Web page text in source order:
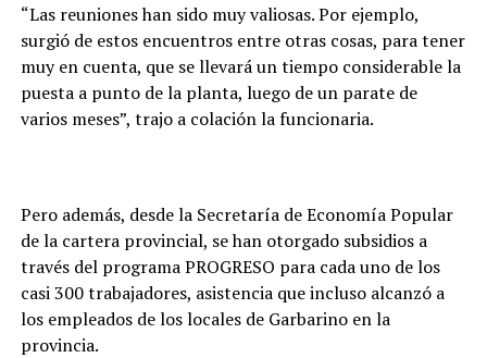
“Las reuniones han sido muy valiosas. Por ejemplo,
surgió de estos encuentros entre otras cosas, para tener
muy en cuenta, que se llevará un tiempo considerable la
puesta a punto de la planta, luego de un parate de
varios meses”, trajo a colación la funcionaria.
Pero además, desde la Secretaría de Economía Popular
de la cartera provincial, se han otorgado subsidios a
través del programa PROGRESO para cada uno de los
casi 300 trabajadores, asistencia que incluso alcanzó a
los empleados de los locales de Garbarino en la
provincia.